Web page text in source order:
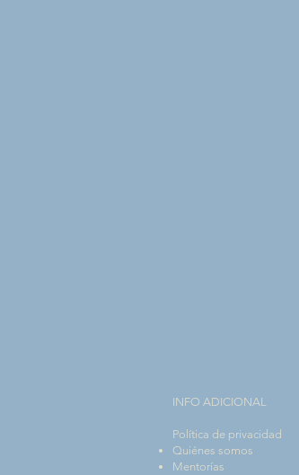
INFO ADICIONAL​
Política de privacidad
Quiénes somos
Mentorías